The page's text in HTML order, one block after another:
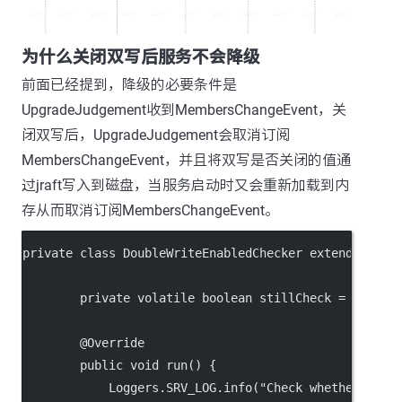
为什么关闭双写后服务不会降级
前面已经提到，降级的必要条件是
UpgradeJudgement收到MembersChangeEvent，关
闭双写后，UpgradeJudgement会取消订阅
MembersChangeEvent，并且将双写是否关闭的值通
过jraft写入到磁盘，当服务启动时又会重新加载到内
存从而取消订阅MembersChangeEvent。
private class DoubleWriteEnabledChecker extends
        private volatile boolean stillCheck = true;
        @Override
        public void run() {
Loggers.SRV_LOG.info("Check whether